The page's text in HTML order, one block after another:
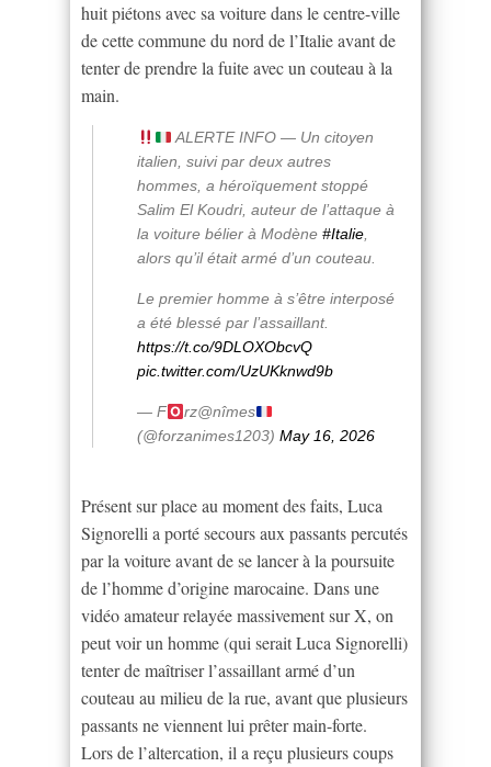
huit piétons avec sa voiture dans le centre-ville
de cette commune du nord de l’Italie avant de
tenter de prendre la fuite avec un couteau à la
main.
ALERTE INFO — Un citoyen
italien, suivi par deux autres
hommes, a héroïquement stoppé
Salim El Koudri, auteur de l’attaque à
la voiture bélier à Modène #Italie,
alors qu’il était armé d’un couteau.
Le premier homme à s’être interposé
a été blessé par l’assaillant.
https://t.co/9DLOXObcvQ
pic.twitter.com/UzUKknwd9b
— F
rz@nîmes
(@forzanimes1203) May 16, 2026
Présent sur place au moment des faits, Luca
Signorelli a porté secours aux passants percutés
par la voiture avant de se lancer à la poursuite
de l’homme d’origine marocaine. Dans une
vidéo amateur relayée massivement sur X, on
peut voir un homme (qui serait Luca Signorelli)
tenter de maîtriser l’assaillant armé d’un
couteau au milieu de la rue, avant que plusieurs
passants ne viennent lui prêter main-forte.
Lors de l’altercation, il a reçu plusieurs coups